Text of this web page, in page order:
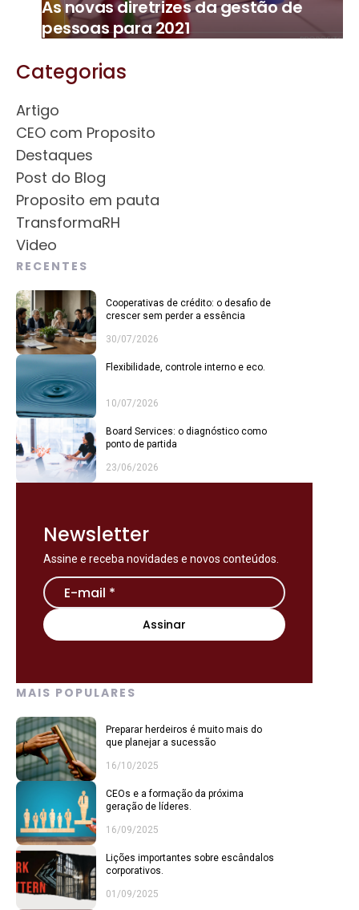
As novas diretrizes da gestão de
pessoas para 2021
Categorias
Artigo
CEO com Proposito
Destaques
Post do Blog
Proposito em pauta
TransformaRH
Video
RECENTES
Cooperativas de crédito: o desafio de
crescer sem perder a essência
30/07/2026
Flexibilidade, controle interno e eco.
10/07/2026
Board Services: o diagnóstico como
ponto de partida
23/06/2026
Newsletter
Assine e receba novidades e novos conteúdos.
MAIS POPULARES
Preparar herdeiros é muito mais do
que planejar a sucessão
16/10/2025
CEOs e a formação da próxima
geração de líderes.
16/09/2025
Lições importantes sobre escândalos
corporativos.
01/09/2025